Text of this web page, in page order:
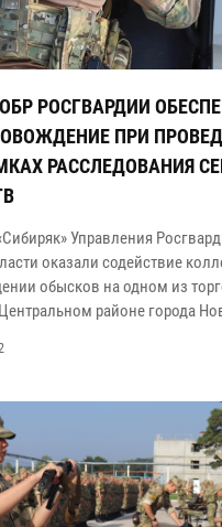
РОСГВАРДИИ
ПРИ
РАССЛЕДОВАНИЯ
Управления
оказали содействие
обысков на одном из
районе города